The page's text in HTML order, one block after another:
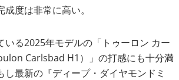
度は非常に高い。
いる2025年モデルの「トゥーロン カー
Carlsbad H1）」の打感にも十分満
し最新の『ディープ・ダイヤモンドミ